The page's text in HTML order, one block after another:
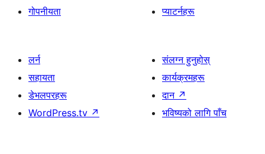
गोपनीयता
प्याटर्नहरू
लर्न
सहायता
डेभलपरहरू
WordPress.tv ↗
संलग्न हुनुहोस्
कार्यक्रमहरू
दान ↗
भविष्यको लागि पाँच